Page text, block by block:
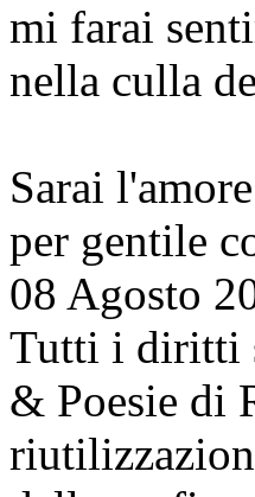
mi farai
nella culla
Sarai
per gentile
08 Agosto
Tutti i diritti
& Poesie di